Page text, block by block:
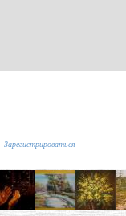
Зарегистрироваться